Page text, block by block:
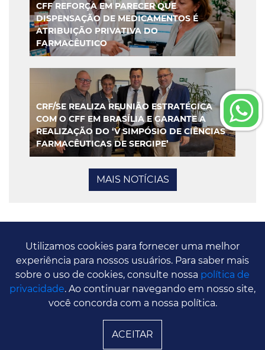
CFF REFORÇA EM PARECER QUE
DISPENSAÇÃO DE MEDICAMENTOS É
ATRIBUIÇÃO PRIVATIVA DO
FARMACÊUTICO
CRF/SE REALIZA REUNIÃO ESTRATÉGICA
COM O CFF EM BRASÍLIA E GARANTE A
REALIZAÇÃO DO ‘V SIMPÓSIO DE CIÊNCIAS
FARMACÊUTICAS DE SERGIPE’
MAIS NOTÍCIAS
Utilizamos cookies para fornecer uma melhor
experiência para nossos usuários. Para saber mais
sobre o uso de cookies, consulte nossa política de
privacidade. Ao continuar navegando em nosso site,
você concorda com a nossa política.
ACEITAR
© Copyright 2026 Conselho Regional de Sergipe -
CRF/SE | Direitos Reservados